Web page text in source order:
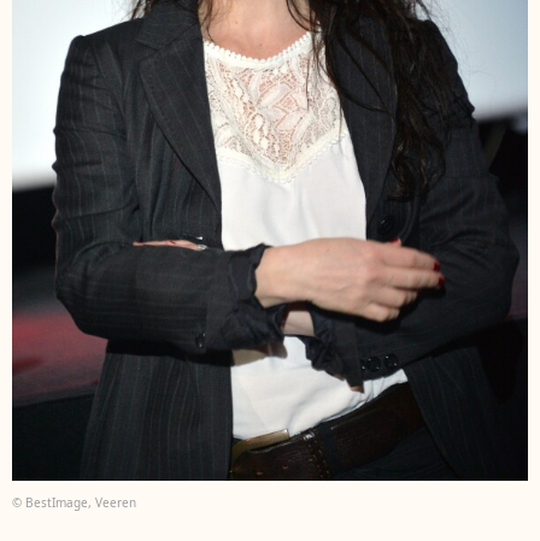
© BestImage, Veeren